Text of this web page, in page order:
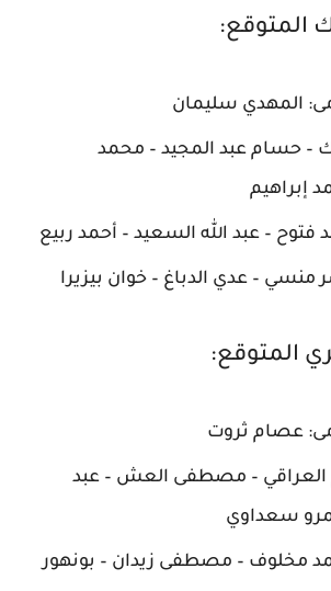
المتوقع:
المهدي سليمان
– حسام عبد المجيد – محمد
إبراهيم
– عبد الله السعيد – أحمد ربيع
منسي – عدي الدباغ – خوان بيزيرا
المتوقع:
عصام ثروت
العراقي – مصطفى العش – عبد
سعداوي
مخلوف – مصطفى زيدان – بونهور